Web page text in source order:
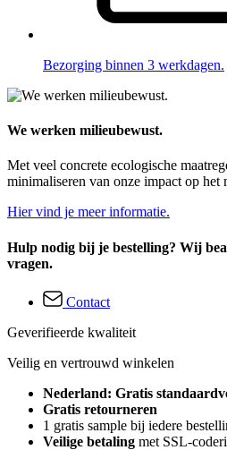
Bezorging binnen 3 werkdagen.
We werken milieubewust.
Met veel concrete ecologische
minimaliseren van onze impact op het
Hier vind je meer informatie.
Hulp nodig bij je bestelling? Wij
vragen.
Contact
Geverifieerde kwaliteit
Veilig en vertrouwd winkelen
Nederland: Gratis
Gratis retourneren
1 gratis sample bij iedere
Veilige betaling met SSL-